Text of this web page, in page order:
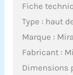
Fiche
Type : haut
Marque :
Fabricant :
Dimensions